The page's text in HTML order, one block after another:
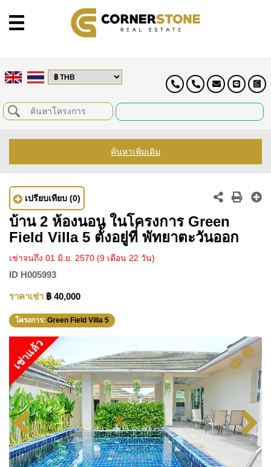
ค้นหาเพิ่มเติม
เปรียบเทียบ (0)
บ้าน 2 ห้องนอน ในโครงการ Green
Field Villa 5 ตั้งอยู่ที่ พัทยาตะวันออก
เช่าจนถึง 01 มิ.ย. 2570 (9 เดือน 22 วัน)
ID H005993
ราคาเช่า ฿ 40,000
โครงการ: Green Field Villa 5
เช่าแล้ว